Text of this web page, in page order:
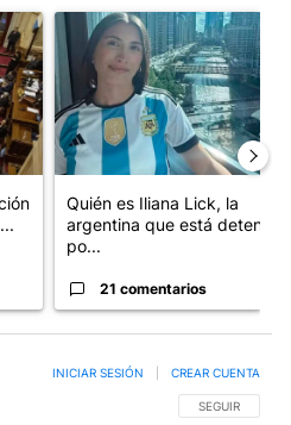
el título "El Senado dio media
Un artículo de tendencia con
Quién es Iliana Lick, la
argentina que está detenida
po...
21 comentarios
SIGA ESTA
SEGUIR
INICIAR SESIÓN CREAR CUENTA